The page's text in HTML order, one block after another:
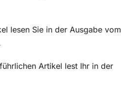
lesen Sie in der Ausgabe vom
Artikel lest Ihr in der